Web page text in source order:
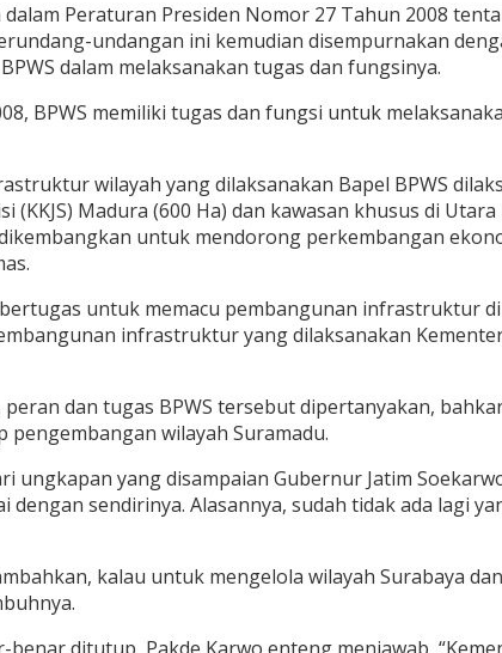
Peraturan Presiden Nomor 27 Tahun 2008
undangan ini kemudian disempurnakan
dalam melaksanakan tugas dan fungsinya.
BPWS memiliki tugas dan fungsi untuk
wilayah yang dilaksanakan Bapel BPWS
(KKJS) Madura (600 Ha) dan kawasan khusus di
dikembangkan untuk mendorong perkembangan
untuk memacu pembangunan infrastruktur
infrastruktur yang dilaksanakan
dan tugas BPWS tersebut dipertanyakan,
wilayah Suramadu.
ungkapan yang disampaian Gubernur Jatim
dengan sendirinya. Alasannya, sudah tidak ada lagi
kalau untuk mengelola wilayah Surabaya